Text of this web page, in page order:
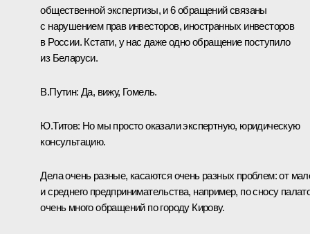
общественной экспертизы, и 6 обращений связаны
с нарушением прав инвесторов, иностранных инвесторов
в России. Кстати, у нас даже одно обращение поступило
из Беларуси.
В.Путин: Да, вижу, Гомель.
Ю.Титов: Но мы просто оказали экспертную, юридическую
консультацию.
Дела очень разные, касаются очень разных проблем: от
и среднего предпринимательства, например, по сносу
очень много обращений по городу Кирову.